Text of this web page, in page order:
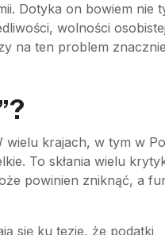
Dotyka on bowiem nie
wolności
na ten problem znacznie
wielu krajach, w tym w
To skłania wielu
powinien zniknąć, a
się ku tezie, że podatki